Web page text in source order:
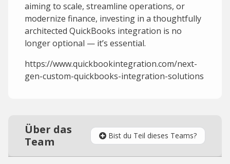
aiming to scale, streamline operations, or
modernize finance, investing in a thoughtfully
architected QuickBooks integration is no
longer optional — it’s essential.
https://www.quickbookintegration.com/next-
gen-custom-quickbooks-integration-solutions
Über das
Team
Bist du Teil dieses Teams?